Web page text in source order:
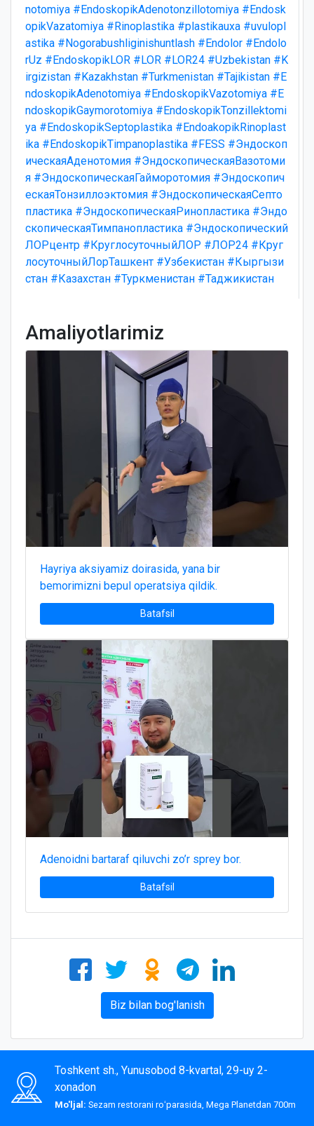
notomiya #EndoskopikAdenotonzillotomiya #Endosk
opikVazatomiya #Rinoplastika #plastikauxa #uvulopl
astika #Nogorabushliginishuntlash #Endolor #Endolo
rUz #EndoskopikLOR #LOR #LOR24 #Uzbekistan #K
irgizistan #Kazakhstan #Turkmenistan #Tajikistan #E
ndoskopikAdenotomiya #EndoskopikVazotomiya #E
ndoskopikGaymorotomiya #EndoskopikTonzillektomi
ya #EndoskopikSeptoplastika #EndoakopikRinoplast
ika #EndoskopikTimpanoplastika #FESS #Эндоскоп
ическаяАденотомия #ЭндоскопическаяВазотоми
я #ЭндоскопическаяГайморотомия #Эндоскопич
ескаяТонзиллоэктомия #ЭндоскопическаяСепто
пластика #ЭндоскопическаяРинопластика #Эндо
скопическаяТимпанопластика #Эндоскопический
ЛОРцентр #КруглосуточныйЛОР #ЛОР24 #Круг
лосуточныйЛорТашкент #Узбекистан #Кыргызи
стан #Казахстан #Туркменистан #Таджикистан
Amaliyotlarimiz
Hayriya aksiyamiz doirasida, yana bir
bemorimizni bepul operatsiya qildik.
Batafsil
Adenoidni bartaraf qiluvchi zo’r sprey bor.
Batafsil
Biz bilan bog'lanish
Toshkent sh., Yunusobod 8-kvartal, 29-uy 2-
xonadon
Mo'ljal: Sezam restorani roʻparasida, Mega Planetdan 700m